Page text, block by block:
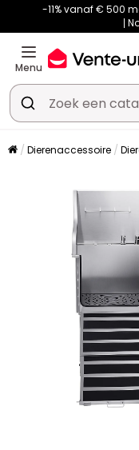
-11% vanaf € 500
Menu
Dierenaccessoire